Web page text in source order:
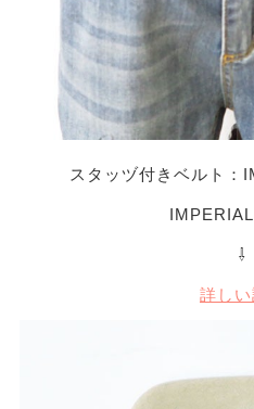
スタッヅ付きベルト：
⇩
詳しい